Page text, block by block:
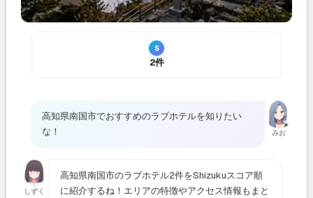
S
2件
みお
高知県南国市でおすすめのラブホテルを知りたい
な！
しずく
高知県南国市のラブホテル2件をShizukuスコア順
に紹介するね！エリアの特徴やアクセス情報もまと